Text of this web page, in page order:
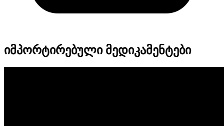
იმპორტირებული მედიკამენტები